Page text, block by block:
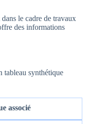
le cadre de travaux
des informations
tableau synthétique
associé